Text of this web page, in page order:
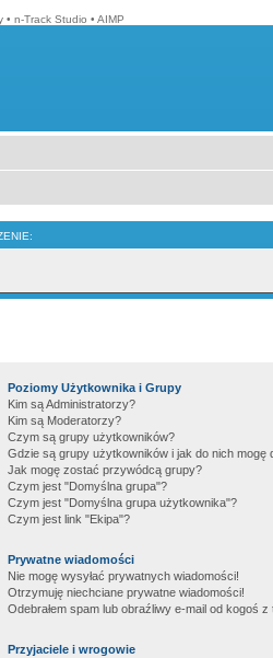
• n-Track Studio • AIMP
Poziomy Użytkownika i Grupy
Kim są Administratorzy?
Kim są Moderatorzy?
Czym są grupy użytkowników?
Gdzie są grupy użytkowników i jak do nich mogę
Jak mogę zostać przywódcą grupy?
Czym jest "Domyślna grupa"?
Czym jest "Domyślna grupa użytkownika"?
Czym jest link "Ekipa"?
Prywatne wiadomości
Nie mogę wysyłać prywatnych wiadomości!
Otrzymuję niechciane prywatne wiadomości!
Odebrałem spam lub obraźliwy e-mail od kogoś z
Przyjaciele i wrogowie